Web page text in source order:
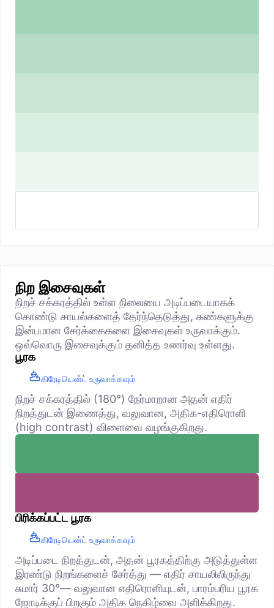
நிற இசைவுகள்
நிறச் சக்கரத்தில் உள்ள நிலையை அடிப்படையாகக்
கொண்டு சாயல்களைத் தேர்ந்தெடுத்து, கண்களுக்கு
இன்பமான சேர்க்கைகளை இசைவுகள் உருவாக்கும்.
ஒவ்வொரு இசைவுக்கும் தனித்த உணர்வு உள்ளது.
பூரக
கிரேடியென்ட் உருவாக்கவும்
நிறச் சக்கரத்தில் (180°) நேர்மாறான அதன் எதிர்
நிறத்துடன் இணைத்து, வலுவான, அதிக-எதிரொளி
(high contrast) விளைவை வழங்குகிறது.
பிரிக்கப்பட்ட பூரக
கிரேடியென்ட் உருவாக்கவும்
அடிப்படை நிறத்துடன், அதன் பூரகத்திற்கு அடுத்துள்ள
இரண்டு நிறங்களைச் சேர்த்து — எதிர் சாயலிலிருந்து
சுமார் 30°— வலுவான எதிரொளியுடன், பாரம்பரிய பூரக
ஜோடிக்குப் பிறகும் அதிக நெகிழ்வை அளிக்கிறது.